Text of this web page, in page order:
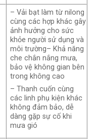
– Vải bạt làm từ nilong
cùng các hợp khác gây
ảnh hưởng cho sức
khỏe người sử dụng và
môi trường– Khả năng
che chắn nắng mưa,
bảo vệ không gian bên
trong không cao
– Thanh cuốn cùng
các linh phụ kiện khác
không đảm bảo, dễ
dàng gặp sự cố khi
mưa gió